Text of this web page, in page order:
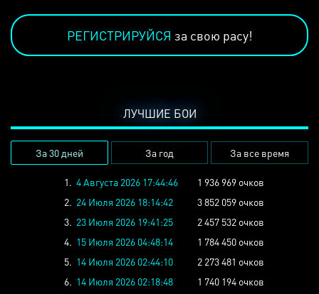
РЕГИСТРИРУЙСЯ за свою расу!
ЛУЧШИЕ БОИ
За 30 дней За год За все время
1. 4 Августа 2026 17:44:46
1 936 969 очков
2. 24 Июля 2026 18:14:42
3 852 059 очков
3. 23 Июля 2026 19:41:25
2 457 532 очков
4. 15 Июля 2026 04:48:14
1 784 450 очков
5. 14 Июля 2026 02:44:10
2 273 481 очков
6. 14 Июля 2026 02:18:48
1 740 194 очков